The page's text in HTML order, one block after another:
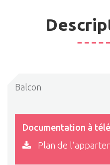
Balcon
Documentation à
Plan de